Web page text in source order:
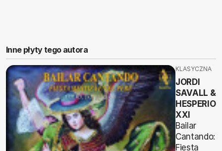
Inne płyty tego autora
KLASYCZNA
JORDI
SAVALL &
HESPERION
XXI
Bailar
Cantando:
Fiesta